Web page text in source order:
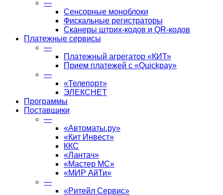
—
Сенсорные моноблоки
Фискальные регистраторы
Сканеры штрих-кодов и QR-кодов
Платежные сервисы
—
Платежный агрегатор «КИТ»
Прием платежей с «Quickpay»
—
«Телепорт»
ЭЛЕКСНЕТ
Программы
Поставщики
—
«Автоматы.ру»
«Кит Инвест»
ККС
«Лантач»
«Мастер МС»
«МИР АйТи»
—
«Ритейл Сервис»